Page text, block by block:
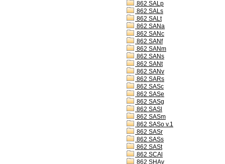
862 SALp
862 SALs
862 SALt
862 SANa
862 SANc
862 SANf
862 SANm
862 SANs
862 SANt
862 SANv
862 SARs
862 SASc
862 SASe
862 SASg
862 SASl
862 SASm
862 SASo v.1
862 SASr
862 SASs
862 SASt
862 SCAl
862 SHAv